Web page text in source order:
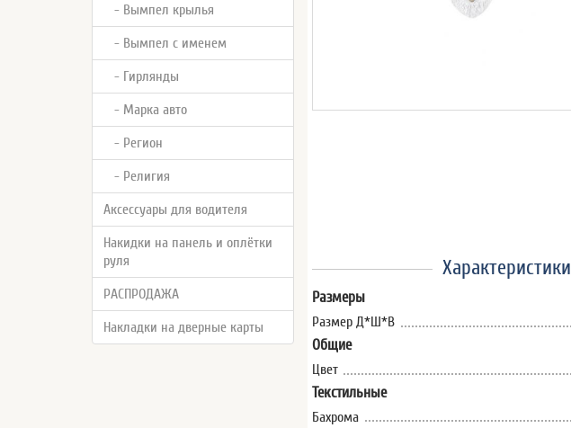
- Вымпел крылья
- Вымпел с именем
- Гирлянды
- Марка авто
- Регион
- Религия
Аксессуары для водителя
Накидки на панель и оплётки
руля
РАСПРОДАЖА
Накладки на дверные карты
Характеристики
Размеры
Размер Д*Ш*В
Общие
Цвет
Текстильные
Бахрома